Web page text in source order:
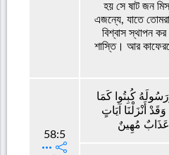
হয় সে ষাট জন
এজন্যে, যাতে
বিশ্বাস স্থাপন
শাস্তি। আর
58:5
كُبِتُوا كَمَا
أَنْزَلْنَا آيَاتٍ
عَذَابٌ مُهِينٌ